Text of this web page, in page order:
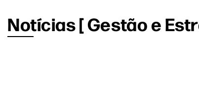
Notícias [ Gestão e